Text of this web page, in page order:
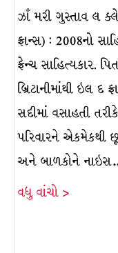
ઝાઁ મરી ગુસ્તાવ લ
ફ્રાન્સ) : 2008નો
ફ્રેન્ચ સાહિત્યકાર.
બ્રિટાનીમાંથી ઇલ દ
સદીમાં વસાહતી
પરિવારને એકમેકથી
અને બાળકોને
વધુ વાંચો >